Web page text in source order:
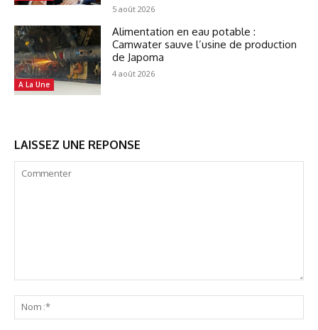
5 août 2026
A La Une
Alimentation en eau potable :
Camwater sauve l’usine de production
de Japoma
4 août 2026
LAISSEZ UNE REPONSE
:*